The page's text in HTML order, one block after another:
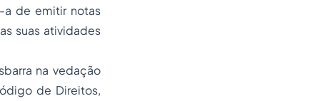
a de emitir notas
suas atividades
na vedação
de Direitos,